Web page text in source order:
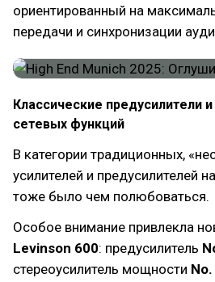
ориентированный на
передачи и синхронизации
Классические предусилители
сетевых функций
В категории традиционных,
усилителей и предусилителей на
тоже было чем полюбоваться.
Особое внимание привлекла
Levinson 600: предусилитель
стереоусилитель мощности